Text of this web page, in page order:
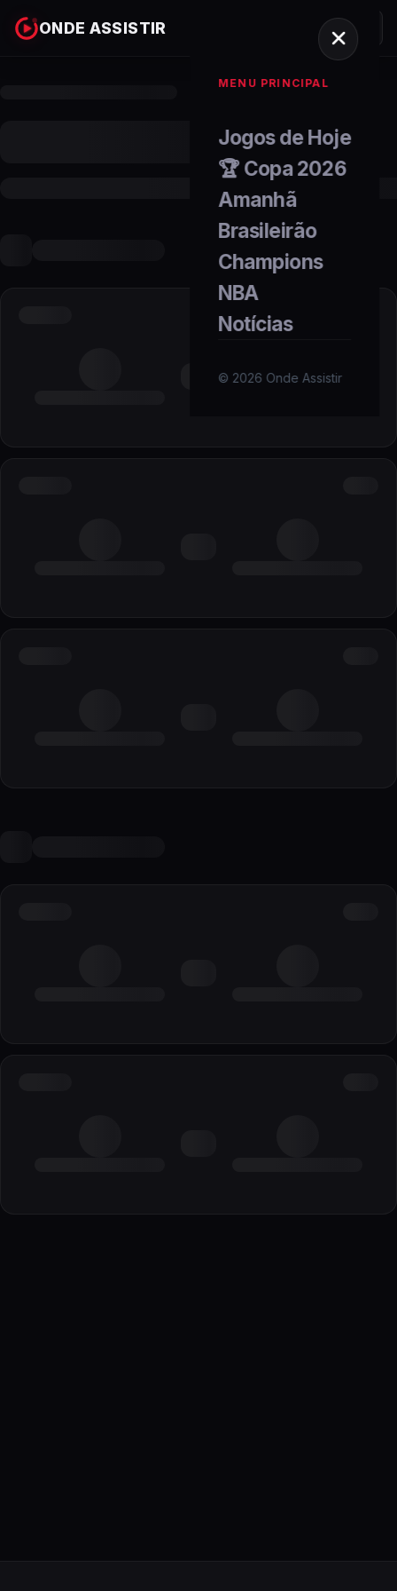
ONDE ASSISTIR
MENU PRINCIPAL
Jogos de Hoje
🏆 Copa 2026
Amanhã
Brasileirão
Champions
NBA
Notícias
© 2026 Onde Assistir